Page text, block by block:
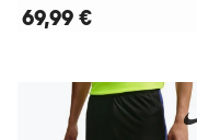
69,99 €